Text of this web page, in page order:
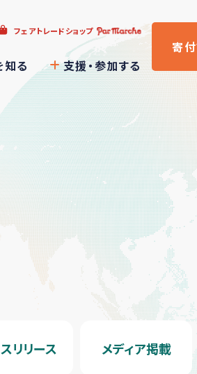
フェアトレードショップ
知る 支援・参加する
寄付
リリース メディア掲載